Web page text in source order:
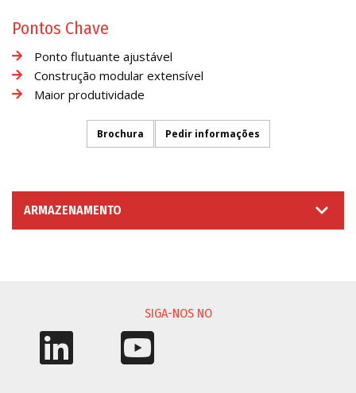
Pontos Chave
Ponto flutuante ajustável
Construção modular extensível
Maior produtividade
Brochura Pedir informações
ARMAZENAMENTO
SIGA-NOS NO